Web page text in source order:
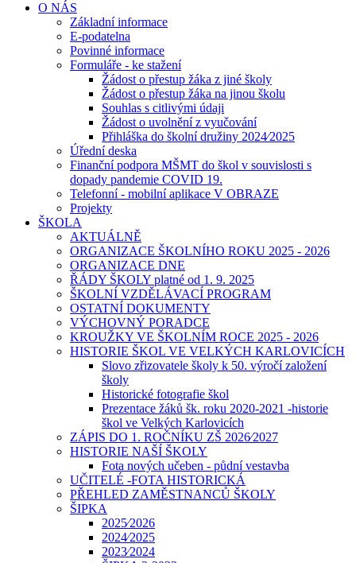
O NÁS
Základní informace
E-podatelna
Povinné informace
Formuláře - ke stažení
Žádost o přestup žáka z jiné školy
Žádost o přestup žáka na jinou školu
Souhlas s citlivými údaji
Žádost o uvolnění z vyučování
Přihláška do školní družiny 2024⁄2025
Úřední deska
Finanční podpora MŠMT do škol v souvislosti s
dopady pandemie COVID 19.
Telefonní - mobilní aplikace V OBRAZE
Projekty
ŠKOLA
AKTUÁLNĚ
ORGANIZACE ŠKOLNÍHO ROKU 2025 - 2026
ORGANIZACE DNE
ŘÁDY ŠKOLY platné od 1. 9. 2025
ŠKOLNÍ VZDĚLÁVACÍ PROGRAM
OSTATNÍ DOKUMENTY
VÝCHOVNÝ PORADCE
KROUŽKY VE ŠKOLNÍM ROCE 2025 - 2026
HISTORIE ŠKOL VE VELKÝCH KARLOVICÍCH
Slovo zřizovatele školy k 50. výročí založení
školy
Historické fotografie škol
Prezentace žáků šk. roku 2020-2021 -historie
škol ve Velkých Karlovicích
ZÁPIS DO 1. ROČNÍKU ZŠ 2026⁄2027
HISTORIE NAŠÍ ŠKOLY
Fota nových učeben - půdní vestavba
UČITELÉ -FOTA HISTORICKÁ
PŘEHLED ZAMĚSTNANCŮ ŠKOLY
ŠIPKA
2025⁄2026
2024⁄2025
2023⁄2024